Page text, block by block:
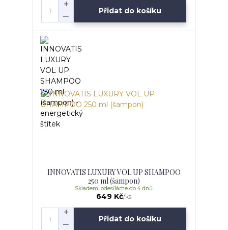
Přidat do košíku
INNOVATIS LUXURY VOL UP SHAMPOO
250 ml (šampon)
649 Kč/ks
Skladem, odesíláme do 4 dnů
Přidat do košíku